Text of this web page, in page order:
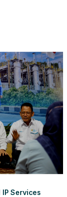
Services